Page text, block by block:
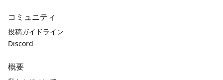
コミュニティ
投稿ガイドライン
Discord
概要